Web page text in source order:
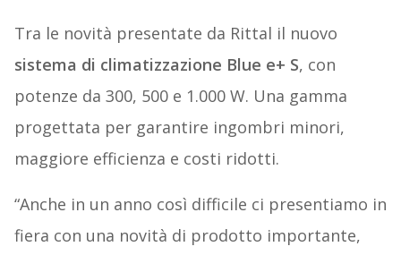
Tra le novità presentate da Rittal il nuovo
sistema di climatizzazione Blue e+ S, con
potenze da 300, 500 e 1.000 W. Una gamma
progettata per garantire ingombri minori,
maggiore efficienza e costi ridotti.
“Anche in un anno così difficile ci presentiamo in
fiera con una novità di prodotto importante,